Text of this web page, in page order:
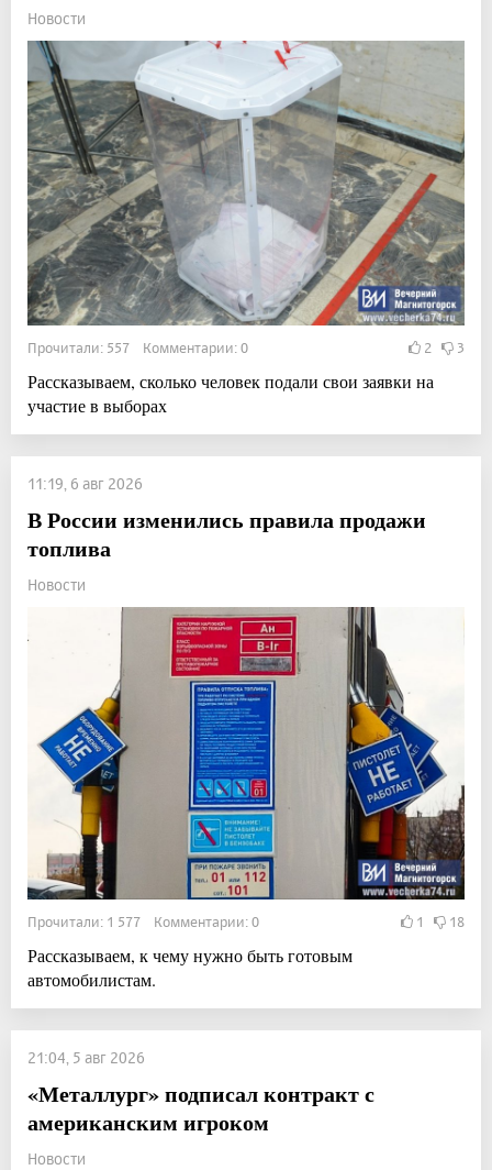
Новости
Прочитали: 557 Комментарии: 0 2 3
Рассказываем, сколько человек подали свои заявки на
участие в выборах
11:19, 6 авг 2026
В России изменились правила продажи
топлива
Новости
Прочитали: 1 577 Комментарии: 0 1 18
Рассказываем, к чему нужно быть готовым
автомобилистам.
21:04, 5 авг 2026
«Металлург» подписал контракт с
американским игроком
Новости